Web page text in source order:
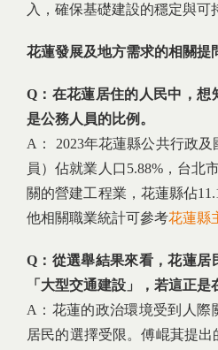
入，確保基礎建設的穩定與可
花蓮發展及地方需求的相關提
Q：在花蓮居住的人民中，想
是公務人員的比例。
A： 2023年花蓮縣公共行政
員）佔就業人口5.88%，台北
關的營建工程業，花蓮縣佔
他相關職業統計可參考花蓮縣
Q：從選舉結果來看，花蓮居
「大型交通建設」，若這正是
A：花蓮的政治環境受到人際
居民的選擇受限。傅崐萁提